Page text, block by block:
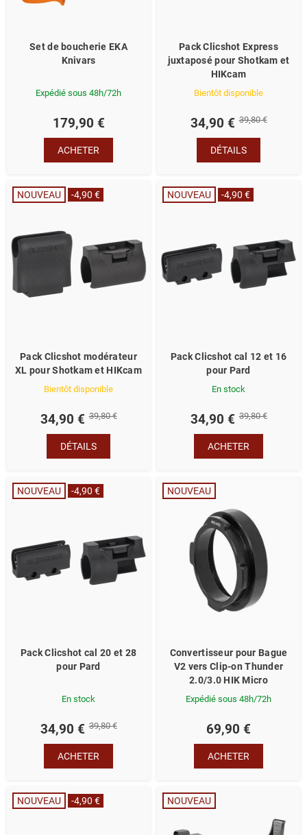
Set de boucherie EKA
Knivars
Expédié sous 48h/72h
179,90 €
ACHETER
Pack Clicshot Express
juxtaposé pour Shotkam et
HIKcam
Bientôt disponible
34,90 € 39,80 €
DÉTAILS
-4,90 €
NOUVEAU
Pack Clicshot modérateur
XL pour Shotkam et HIKcam
Bientôt disponible
34,90 € 39,80 €
DÉTAILS
-4,90 €
NOUVEAU
Pack Clicshot cal 12 et 16
pour Pard
En stock
34,90 € 39,80 €
ACHETER
-4,90 €
NOUVEAU
Pack Clicshot cal 20 et 28
pour Pard
En stock
34,90 € 39,80 €
ACHETER
NOUVEAU
Convertisseur pour Bague
V2 vers Clip-on Thunder
2.0/3.0 HIK Micro
Expédié sous 48h/72h
69,90 €
ACHETER
-4,90 €
NOUVEAU NOUVEAU